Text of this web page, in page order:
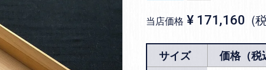
当店価格 ¥ 171,160
サイズ
価格（税